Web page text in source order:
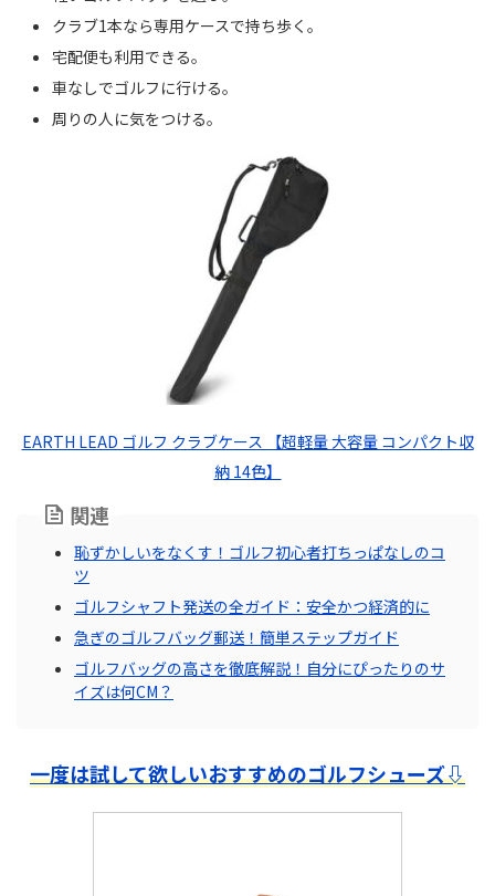
クラブ1本なら専用ケースで持ち歩く。
宅配便も利用できる。
車なしでゴルフに行ける。
周りの人に気をつける。
EARTH LEAD ゴルフ クラブケース 【超軽量 大容量 コンパクト収
納 14色】
関連
恥ずかしいをなくす！ゴルフ初心者打ちっぱなしのコ
ツ
ゴルフシャフト発送の全ガイド：安全かつ経済的に
急ぎのゴルフバッグ郵送！簡単ステップガイド
ゴルフバッグの高さを徹底解説！自分にぴったりのサ
イズは何CM？
一度は試して欲しいおすすめのゴルフシューズ⇩